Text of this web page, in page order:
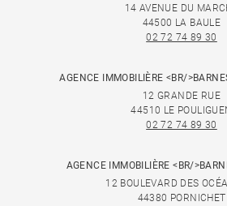
14 AVENUE DU
44500 LA BAULE
02 72 74 89 30
AGENCE IMMOBILIÈRE <BR/
12 GRANDE RUE
44510 LE
02 72 74 89 30
AGENCE IMMOBILIÈRE <BR/
12 BOULEVARD DES
44380 PORNICHET